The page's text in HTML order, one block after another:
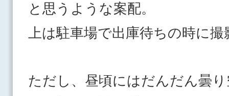
と思うような案配。
上は駐車場で出庫待ちの時に撮
ただし、昼頃にはだんだん曇